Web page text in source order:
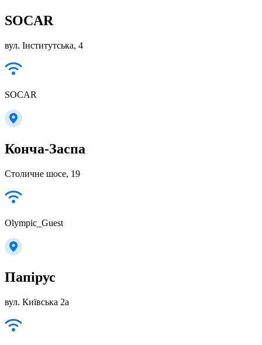
SOCAR
вул. Інститутська, 4
SOCAR
Конча-Заспа
Столичне шосе, 19
Olympic_Guest
Папірус
вул. Київська 2а